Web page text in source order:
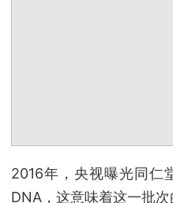
2016年，央视曝光同仁
DNA，这意味着这一批